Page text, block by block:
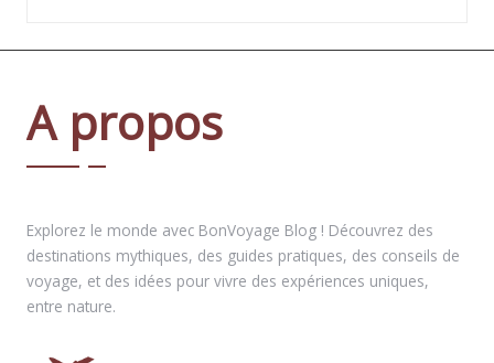
A propos
Explorez le monde avec BonVoyage Blog ! Découvrez des
destinations mythiques, des guides pratiques, des conseils de
voyage, et des idées pour vivre des expériences uniques,
entre nature.